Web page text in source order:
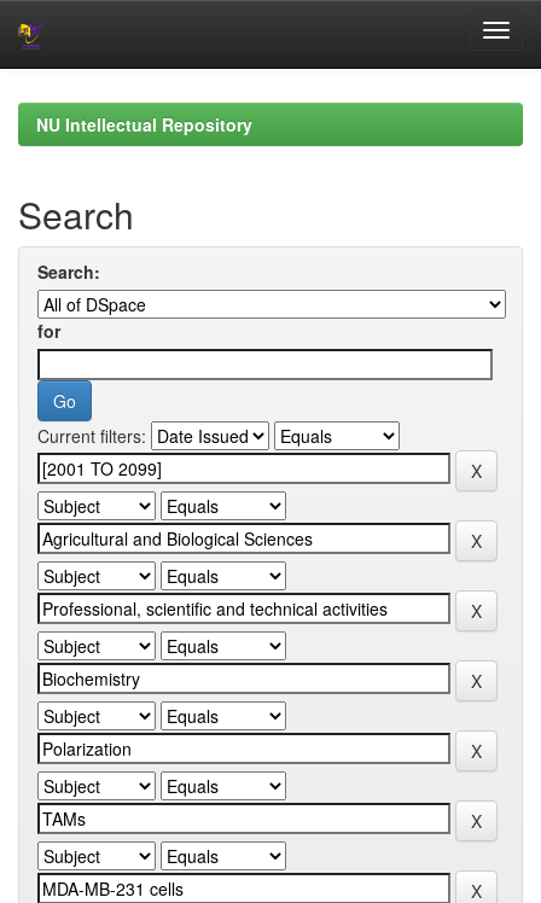
navigationNU Intellectual Repository
Search
Search:
for
Current filters: